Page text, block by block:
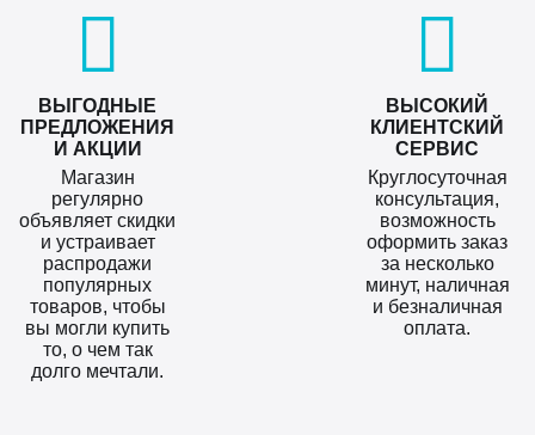
ВЫГОДНЫЕ
ПРЕДЛОЖЕНИЯ
И АКЦИИ
Магазин
регулярно
объявляет скидки
и устраивает
распродажи
популярных
товаров, чтобы
вы могли купить
то, о чем так
долго мечтали.
ВЫСОКИЙ
КЛИЕНТСКИЙ
СЕРВИС
Круглосуточная
консультация,
возможность
оформить заказ
за несколько
минут, наличная
и безналичная
оплата.